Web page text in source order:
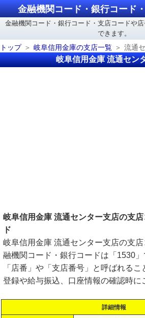
金融機関コード・銀行コード
金融機関コード・銀行コード・支店コードや
できます。
トップ
岐阜信用金庫の支店一覧 流通
岐阜信用金庫 流通セン
岐阜信用金庫 流通センター支店の支
ド
岐阜信用金庫 流通センター支店の支
融機関コード・銀行コードは「1530
「店番」や「支店番号」と呼ばれる
登録や給与振込、口座情報の確認時に
詳細情報